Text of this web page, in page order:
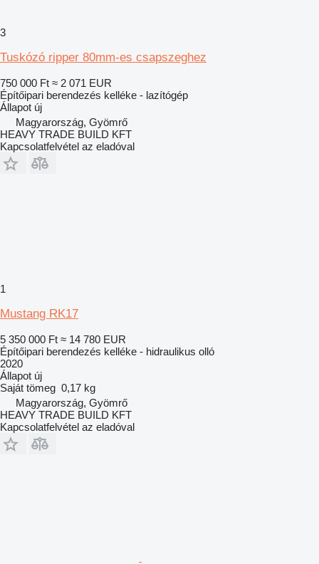
3
Tuskózó ripper 80mm-es csapszeghez
750 000 Ft ≈ 2 071 EUR
Építőipari berendezés kelléke - lazítógép
Állapot új
Magyarország, Gyömrő
HEAVY TRADE BUILD KFT
Kapcsolatfelvétel az eladóval
1
Mustang RK17
5 350 000 Ft ≈ 14 780 EUR
Építőipari berendezés kelléke - hidraulikus olló
2020
Állapot új
Saját tömeg 0,17 kg
Magyarország, Gyömrő
HEAVY TRADE BUILD KFT
Kapcsolatfelvétel az eladóval